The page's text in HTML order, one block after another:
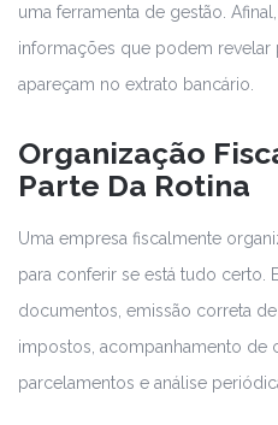
uma ferramenta de gestão.
informações que podem revelar
apareçam no extrato bancário.
Organização
Parte Da Rotina
Uma empresa fiscalmente
para conferir se está tudo certo.
documentos, emissão correta
impostos, acompanhamento de
parcelamentos e análise